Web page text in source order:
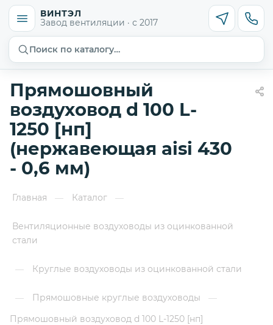
ВИНТЭЛ
Завод вентиляции · с 2017
Поиск по каталогу…
Прямошовный
воздуховод d 100 L-
1250 [нп]
(нержавеющая aisi 430
- 0,6 мм)
Главная — Каталог —
Вентиляционные воздуховоды из оцинкованной
стали
— Круглые воздуховоды из оцинкованной стали
— Прямошовные круглые воздуховоды
—
Прямошовный воздуховод d 100 L-1250 [нп]